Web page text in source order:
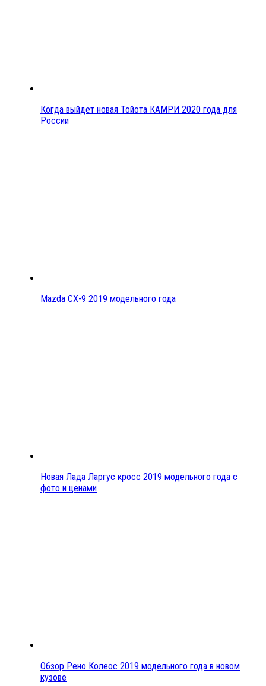
Когда выйдет новая Тойота КАМРИ 2020 года для
России
Mazda CX-9 2019 модельного года
Новая Лада Ларгус кросс 2019 модельного года с
фото и ценами
Обзор Рено Колеос 2019 модельного года в новом
кузове